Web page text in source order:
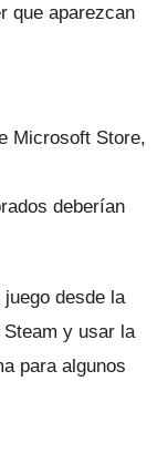
que aparezcan
Microsoft Store,
deberían
desde la
y usar la
para algunos